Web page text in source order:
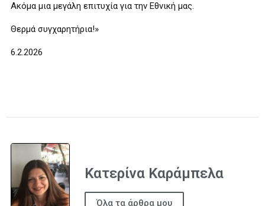
Ακόμα μια μεγάλη επιτυχία για την Εθνική μας.
Θερμά συγχαρητήρια!»
6.2.2026
Κατερίνα Καράμπελα
Όλα τα άρθρα μου